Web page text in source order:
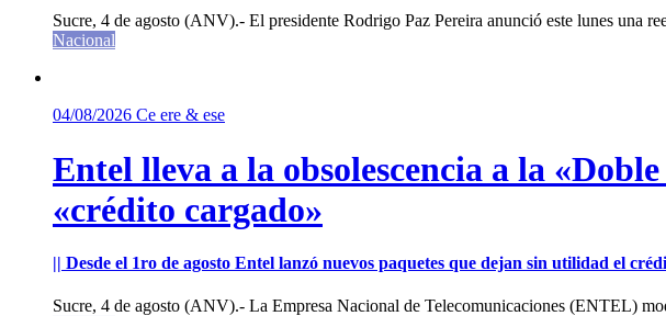
Sucre, 4 de agosto (ANV).- El presidente Rodrigo Paz Pereira anunció este lunes una
Nacional
04/08/2026 Ce ere & ese
Entel lleva a la obsolescencia a la
«crédito cargado»
|| Desde el 1ro de agosto Entel lanzó nuevos paquetes que dejan sin utilidad el
Sucre, 4 de agosto (ANV).- La Empresa Nacional de Telecomunicaciones (ENTEL)